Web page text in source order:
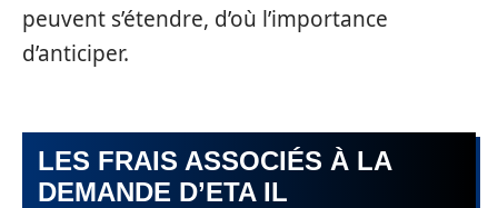
peuvent s’étendre, d’où l’importance
d’anticiper.
LES FRAIS ASSOCIÉS À LA
DEMANDE D’ETA IL